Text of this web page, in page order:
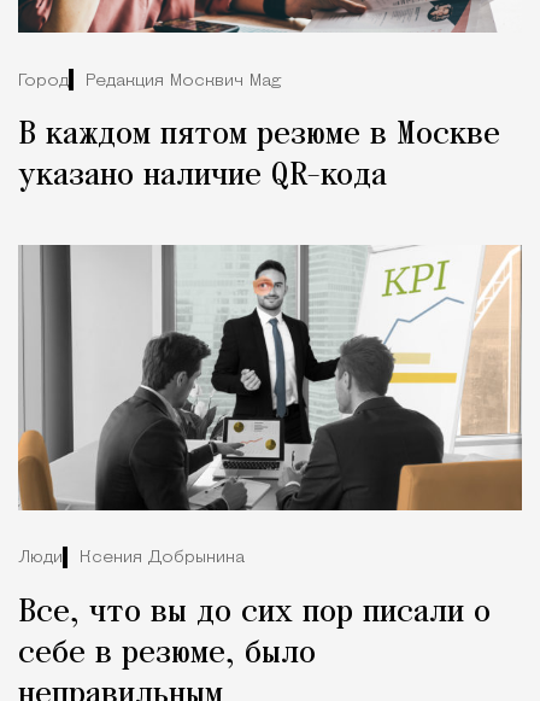
Город Редакция Москвич Mag
В каждом пятом резюме в Москве
указано наличие QR-кода
Люди Ксения Добрынина
Все, что вы до сих пор писали о
себе в резюме, было